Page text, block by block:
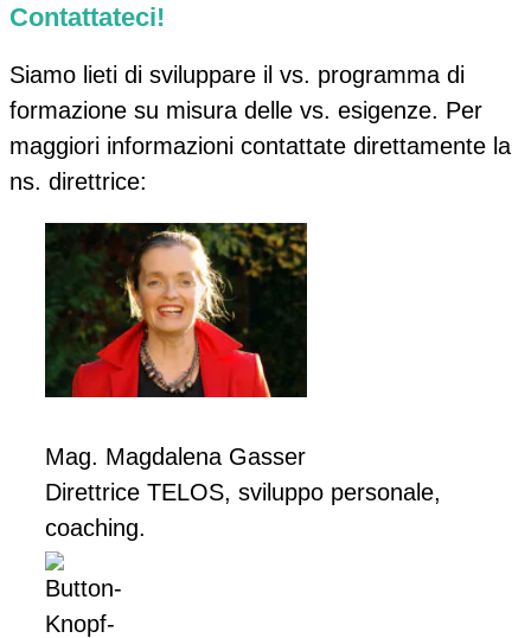
Contattateci!
Siamo lieti di sviluppare il vs. programma di
formazione su misura delle vs. esigenze. Per
maggiori informazioni contattate direttamente la
ns. direttrice:
Mag. Magdalena Gasser
Direttrice TELOS, sviluppo personale,
coaching.